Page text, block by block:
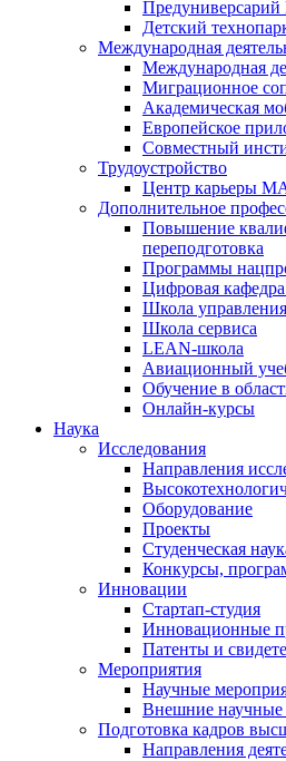
Детский
Международная
Международная
Миграционное
Академическая
Европейское
Совместный
Трудоустройство
Центр карьеры
Дополнительное
Повышение
переподготовка
Программы
Цифровая
Школа управления
Школа сервиса
LEAN-школа
Авиационный
Обучение в
Онлайн-курсы
Наука
Исследования
Направления
Оборудование
Проекты
Студенческая
Конкурсы,
Инновации
Стартап-студия
Инновационные
Патенты и
Мероприятия
Научные
Внешние научные
Подготовка кадров
Направления